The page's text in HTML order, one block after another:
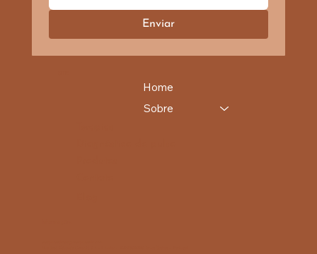
Enviar
Home
Sobre